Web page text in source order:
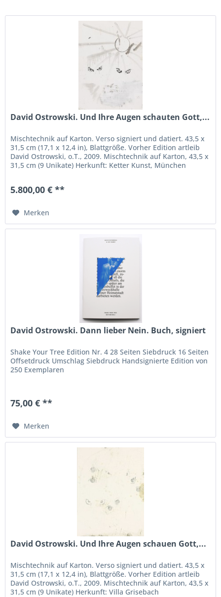
David Ostrowski. Und Ihre Augen schauten Gott,...
Mischtechnik auf Karton. Verso signiert und datiert. 43,5 x
31,5 cm (17,1 x 12,4 in), Blattgröße. Vorher Edition artleib
David Ostrowski, o.T., 2009. Mischtechnik auf Karton, 43,5 x
31,5 cm (9 Unikate) Herkunft: Ketter Kunst, München
5.800,00 € **
Merken
David Ostrowski. Dann lieber Nein. Buch, signiert
Shake Your Tree Edition Nr. 4 28 Seiten Siebdruck 16 Seiten
Offsetdruck Umschlag Siebdruck Handsignierte Edition von
250 Exemplaren
75,00 € **
Merken
David Ostrowski. Und Ihre Augen schauen Gott,...
Mischtechnik auf Karton. Verso signiert und datiert. 43,5 x
31,5 cm (17,1 x 12,4 in), Blattgröße. Vorher Edition artleib
David Ostrowski, o.T., 2009. Mischtechnik auf Karton, 43,5 x
31,5 cm (9 Unikate) Herkunft: Villa Grisebach